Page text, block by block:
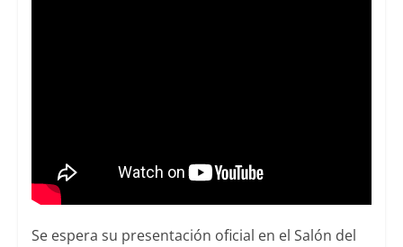
Se espera su presentación oficial en el Salón del